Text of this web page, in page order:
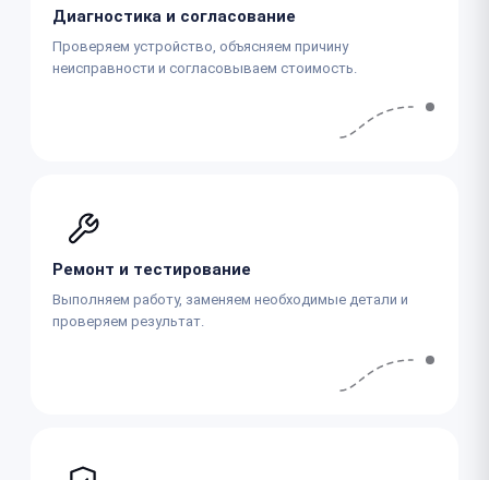
Диагностика и согласование
Проверяем устройство, объясняем причину
неисправности и согласовываем стоимость.
Ремонт и тестирование
Выполняем работу, заменяем необходимые детали и
проверяем результат.